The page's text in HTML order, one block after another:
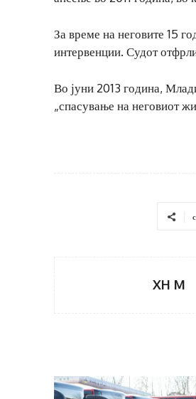
За време на неговите 15
интервенции. Судот
Во јуни 2013 година,
„спасување на неговиот
XH M